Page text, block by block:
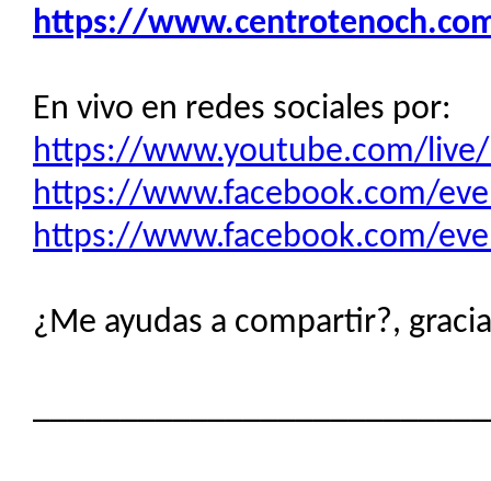
https://
En vivo en redes sociales por:
https://www.youtube.com/live/
https://www.facebook.com/
https://www.facebook.com/
¿Me ayudas a compartir?,